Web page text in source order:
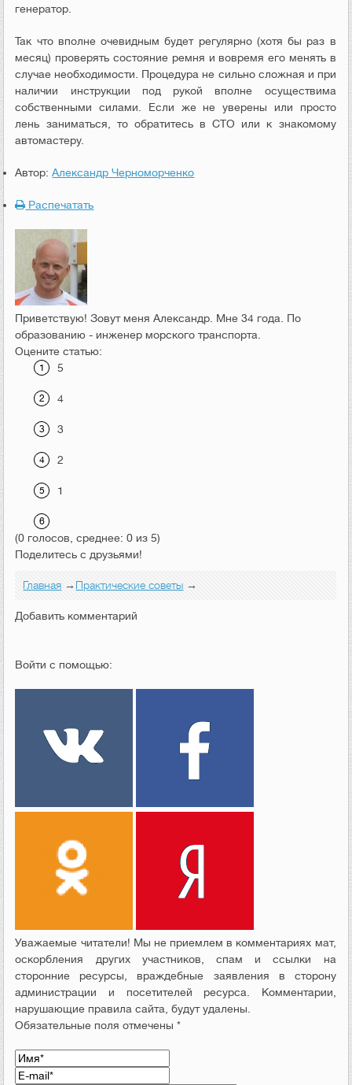
генератор.
Так что вполне очевидным будет регулярно (хотя бы раз в
месяц) проверять состояние ремня и вовремя его менять в
случае необходимости. Процедура не сильно сложная и при
наличии инструкции под рукой вполне осуществима
собственными силами. Если же не уверены или просто
лень заниматься, то обратитесь в СТО или к знакомому
автомастеру.
Автор:Александр Черноморченко
Распечатать
Приветствую! Зовут меня Александр. Мне 34 года. По
образованию - инженер морского транспорта.
Оцените статью:
5
4
3
2
1
(0 голосов, среднее: 0 из 5)
Поделитесь с друзьями!
Главная →Практические советы →
Добавить комментарий
Войти с помощью:
Уважаемые читатели! Мы не приемлем в комментариях мат,
оскорбления других участников, спам и ссылки на
сторонние ресурсы, враждебные заявления в сторону
администрации и посетителей ресурса. Комментарии,
нарушающие правила сайта, будут удалены.
Обязательные поля отмечены *